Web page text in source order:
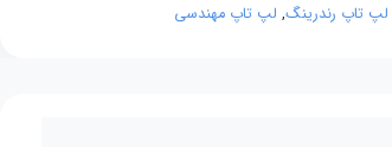
لپ تاپ رندرینگ, لپ تاپ مهندسی